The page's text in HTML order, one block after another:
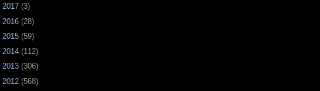
2017 (3)
2016 (28)
2015 (59)
2014 (112)
2013 (306)
2012 (568)